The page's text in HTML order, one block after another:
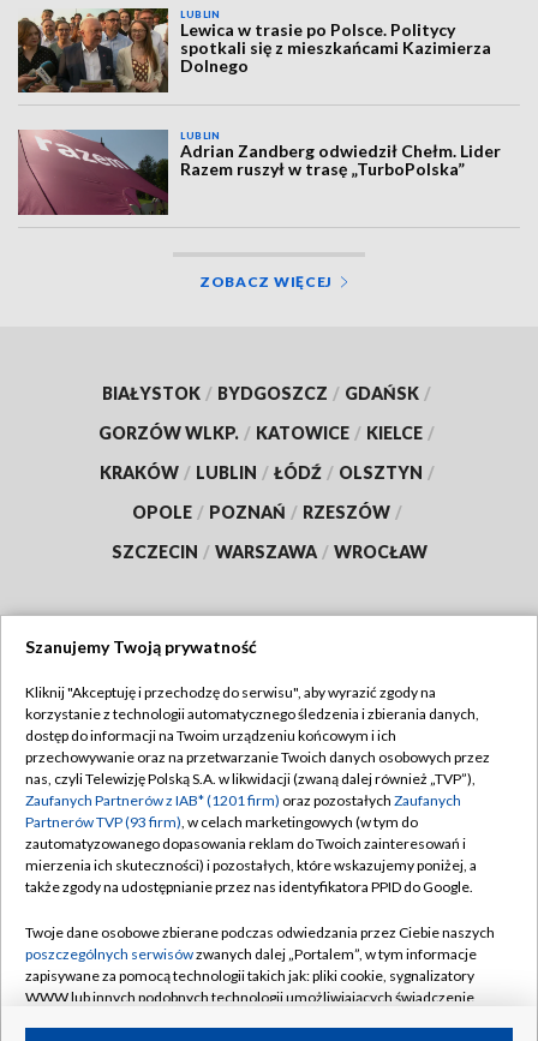
LUBLIN
Lewica w trasie po Polsce. Politycy
spotkali się z mieszkańcami Kazimierza
Dolnego
LUBLIN
Adrian Zandberg odwiedził Chełm. Lider
Razem ruszył w trasę „TurboPolska”
ZOBACZ WIĘCEJ
BIAŁYSTOK / BYDGOSZCZ / GDAŃSK /
GORZÓW WLKP. / KATOWICE / KIELCE /
KRAKÓW / LUBLIN / ŁÓDŹ / OLSZTYN /
OPOLE / POZNAŃ / RZESZÓW /
SZCZECIN / WARSZAWA / WROCŁAW
TVP
Abonament TVP
Emisja w TVP
Centrum informacji TVP
Naziemna Telewizja Cyfrowa
Rada Programowa
System NOS
Informacje o nadawcy
Regulamin TVP
Polityka prywatności
Moje zgody
Pomoc
Kontakt
Kanały
Szanujemy Twoją prywatność
Kliknij "Akceptuję i przechodzę do serwisu", aby wyrazić zgody na
korzystanie z technologii automatycznego śledzenia i zbierania danych,
dostęp do informacji na Twoim urządzeniu końcowym i ich
przechowywanie oraz na przetwarzanie Twoich danych osobowych przez
nas, czyli Telewizję Polską S.A. w likwidacji (zwaną dalej również „TVP”),
Zaufanych Partnerów z IAB* (1201 firm) oraz pozostałych Zaufanych
Partnerów TVP (93 firm), w celach marketingowych (w tym do
zautomatyzowanego dopasowania reklam do Twoich zainteresowań i
mierzenia ich skuteczności) i pozostałych, które wskazujemy poniżej, a
także zgody na udostępnianie przez nas identyfikatora PPID do Google.
Twoje dane osobowe zbierane podczas odwiedzania przez Ciebie naszych
poszczególnych serwisówzwanych dalej „Portalem”, w tym informacje
zapisywane za pomocą technologii takich jak: pliki cookie, sygnalizatory
WWW lub innych podobnych technologii umożliwiających świadczenie